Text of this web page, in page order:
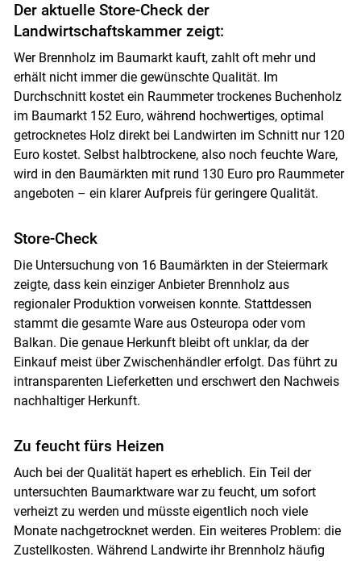
Der aktuelle Store-Check der
Landwirtschaftskammer zeigt:
Wer Brennholz im Baumarkt kauft, zahlt oft mehr und
erhält nicht immer die gewünschte Qualität. Im
Durchschnitt kostet ein Raummeter trockenes Buchenholz
im Baumarkt 152 Euro, während hochwertiges, optimal
getrocknetes Holz direkt bei Landwirten im Schnitt nur 120
Euro kostet. Selbst halbtrockene, also noch feuchte Ware,
wird in den Baumärkten mit rund 130 Euro pro Raummeter
angeboten – ein klarer Aufpreis für geringere Qualität.
Store-Check
Die Untersuchung von 16 Baumärkten in der Steiermark
zeigte, dass kein einziger Anbieter Brennholz aus
regionaler Produktion vorweisen konnte. Stattdessen
stammt die gesamte Ware aus Osteuropa oder vom
Balkan. Die genaue Herkunft bleibt oft unklar, da der
Einkauf meist über Zwischenhändler erfolgt. Das führt zu
intransparenten Lieferketten und erschwert den Nachweis
nachhaltiger Herkunft.
Zu feucht fürs Heizen
Auch bei der Qualität hapert es erheblich. Ein Teil der
untersuchten Baumarktware war zu feucht, um sofort
verheizt zu werden und müsste eigentlich noch viele
Monate nachgetrocknet werden. Ein weiteres Problem: die
Zustellkosten. Während Landwirte ihr Brennholz häufig